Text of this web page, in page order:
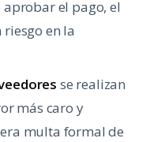
aprobar el pago, el
en la
se realizan
más caro y
multa formal de